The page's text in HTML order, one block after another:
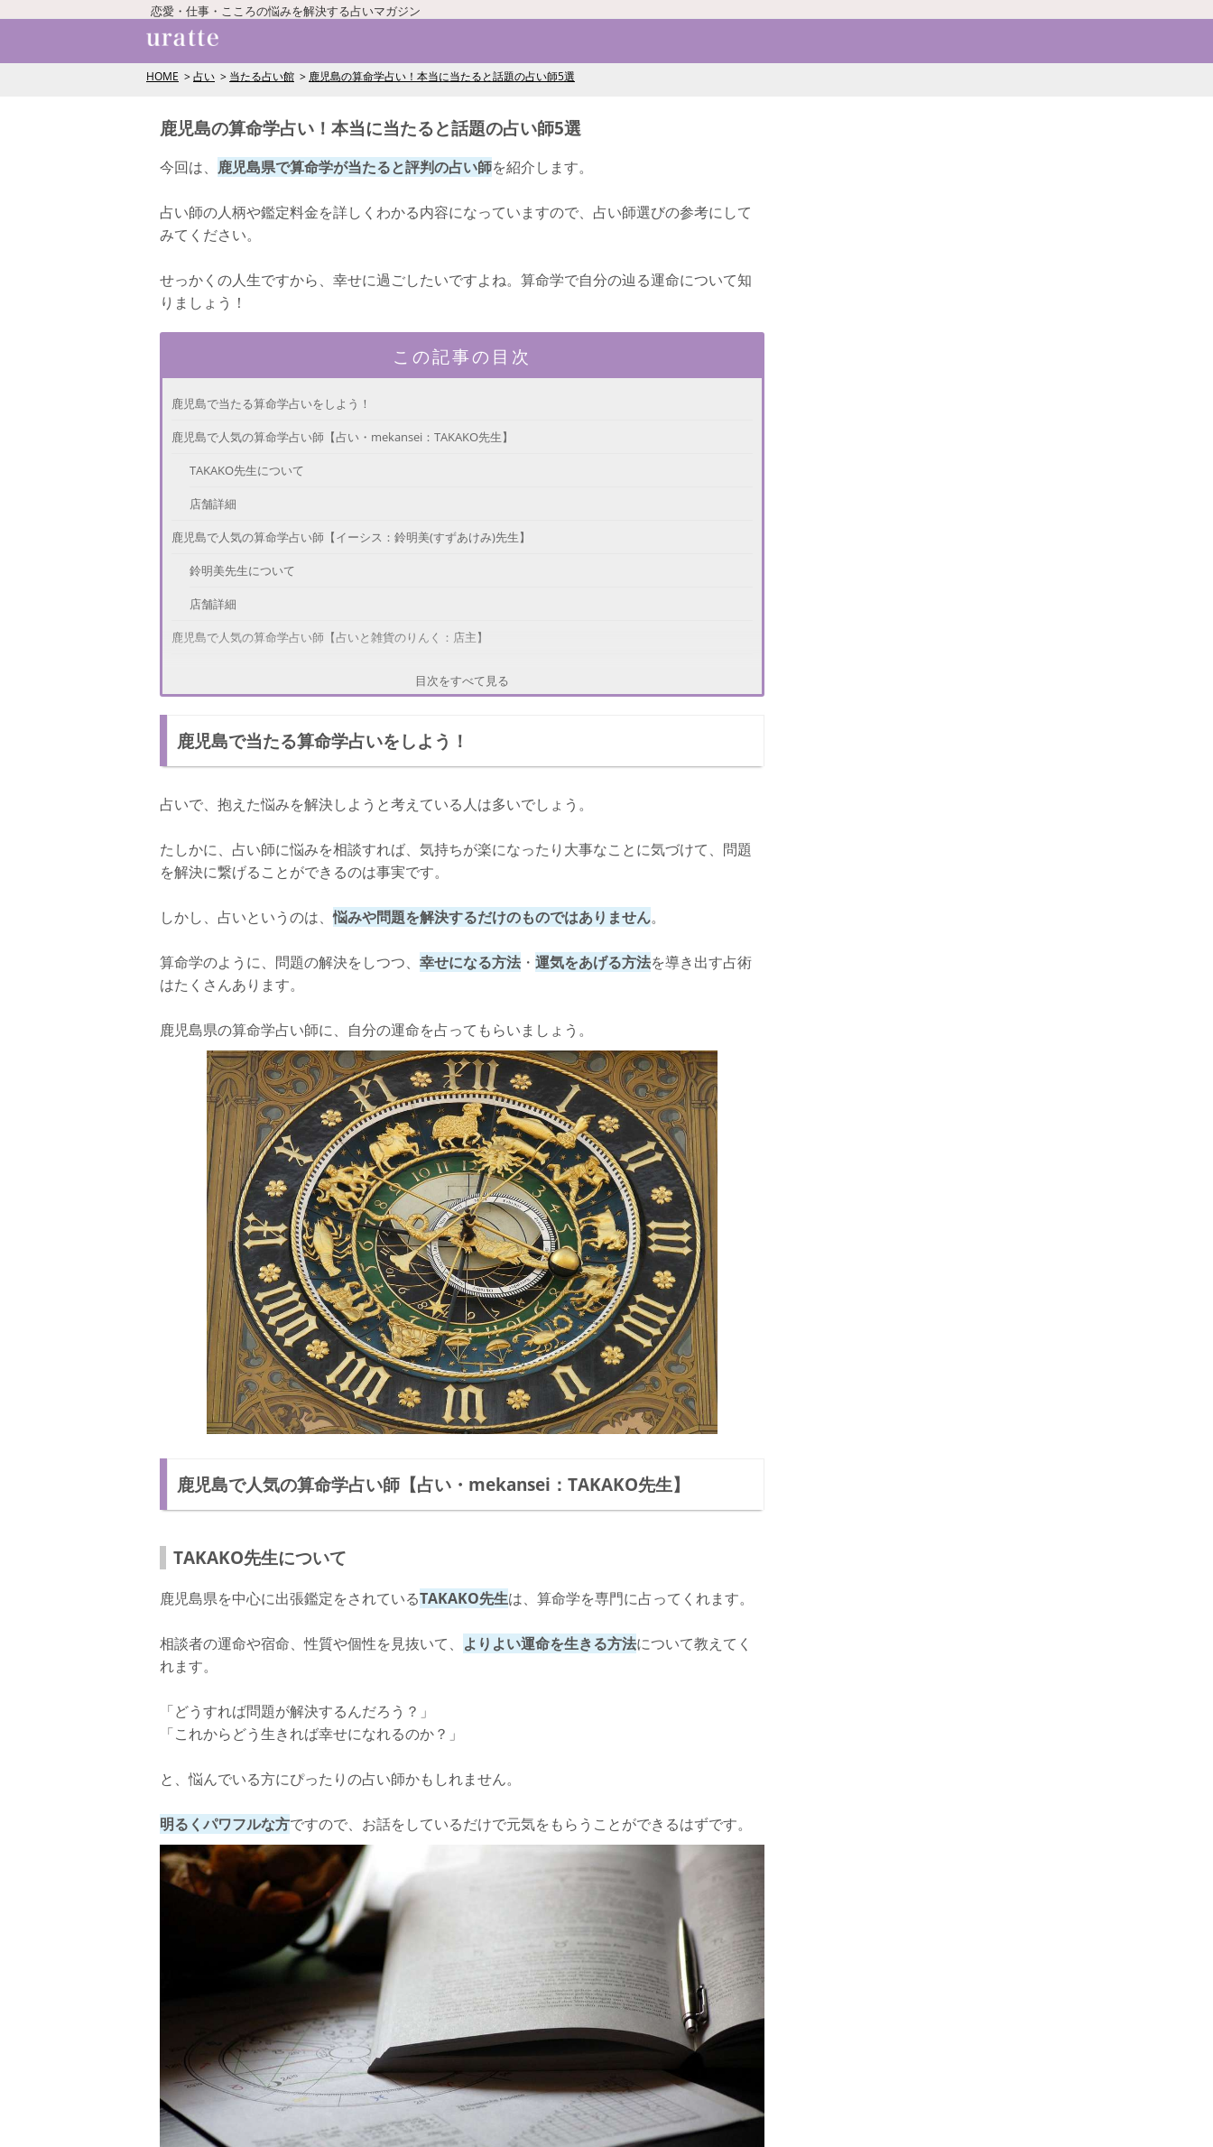
恋愛・仕事・こころの悩みを解決する占いマガジン
HOME 占い 当たる占い館 鹿児島の算命学占い！本当に当たると話題の占い師5選
鹿児島の算命学占い！本当に当たると話題の占い師5選
今回は、 鹿児島県で算命学が当たると評判の占い師を紹介します。
占い師の人柄や鑑定料金を詳しくわかる内容になっていますので、占い師選びの参考にして
みてください。
せっかくの人生ですから、幸せに過ごしたいですよね。算命学で自分の辿る運命について知
りましょう！
この記事の目次
鹿児島で当たる算命学占いをしよう！
鹿児島で人気の算命学占い師【占い・mekansei：TAKAKO先生】
TAKAKO先生について
店舗詳細
鹿児島で人気の算命学占い師【イーシス：鈴明美(すずあけみ)先生】
鈴明美先生について
店舗詳細
鹿児島で人気の算命学占い師【占いと雑貨のりんく：店主】
鹿児島で人気の算命学占い師【りゅうまき先生】
りゅうまき先生について
店舗詳細
静流先生について
目次をすべて見る
鹿児島で当たる算命学占いをしよう！
占いで、抱えた悩みを解決しようと考えている人は多いでしょう。
たしかに、占い師に悩みを相談すれば、気持ちが楽になったり大事なことに気づけて、問題
を解決に繋げることができるのは事実です。
しかし、占いというのは、悩みや問題を解決するだけのものではありません。
算命学のように、問題の解決をしつつ、 幸せになる方法 ・ 運気をあげる方法を導き出す占術
はたくさんあります。
鹿児島県の算命学占い師に、自分の運命を占ってもらいましょう。
鹿児島で人気の算命学占い師【占い・mekansei：TAKAKO先生】
TAKAKO先生について
鹿児島県を中心に出張鑑定をされているTAKAKO先生は、算命学を専門に占ってくれます。
相談者の運命や宿命、性質や個性を見抜いて、 よりよい運命を生きる方法について教えてく
れます。
「どうすれば問題が解決するんだろう？」
「これからどう生きれば幸せになれるのか？」
と、悩んでいる方にぴったりの占い師かもしれません。
明るくパワフルな方ですので、お話をしているだけで元気をもらうことができるはずです。